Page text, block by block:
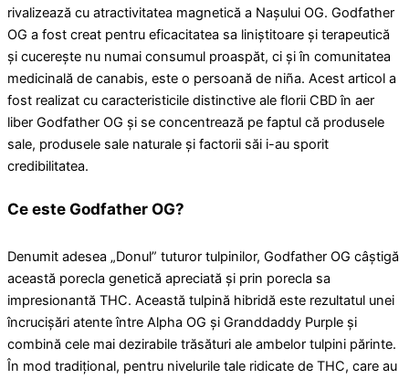
rivalizează cu atractivitatea magnetică a Nașului OG. Godfather
OG a fost creat pentru eficacitatea sa liniștitoare și terapeutică
și cucerește nu numai consumul proaspăt, ci și în comunitatea
medicinală de canabis, este o persoană de niña. Acest articol a
fost realizat cu caracteristicile distinctive ale florii CBD în aer
liber Godfather OG și se concentrează pe faptul că produsele
sale, produsele sale naturale și factorii săi i-au sporit
credibilitatea.
Ce este Godfather OG?
Denumit adesea „Donul” tuturor tulpinilor, Godfather OG câștigă
această porecla genetică apreciată și prin porecla sa
impresionantă THC. Această tulpină hibridă este rezultatul unei
încrucișări atente între Alpha OG și Granddaddy Purple și
combină cele mai dezirabile trăsături ale ambelor tulpini părinte.
În mod tradițional, pentru nivelurile tale ridicate de THC, care au